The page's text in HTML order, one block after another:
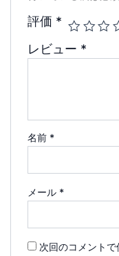
評価 *
レビュー *
名前 *
メール *
次回のコメント